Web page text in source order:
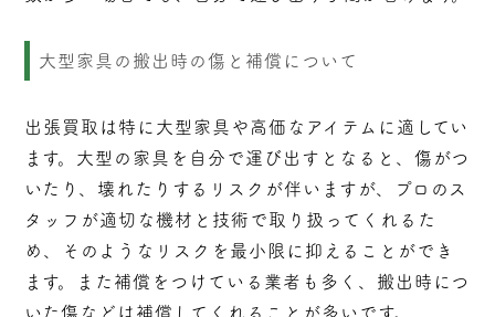
大型家具の搬出時の傷と補償について
出張買取は特に大型家具や高価なアイテムに適してい
ます。大型の家具を自分で運び出すとなると、傷がつ
いたり、壊れたりするリスクが伴いますが、プロのス
タッフが適切な機材と技術で取り扱ってくれるた
め、そのようなリスクを最小限に抑えることができ
ます。また補償をつけている業者も多く、搬出時につ
いた傷などは補償してくれることが多いです。